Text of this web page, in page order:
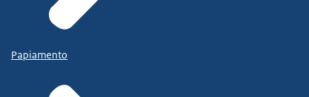
Papiamento